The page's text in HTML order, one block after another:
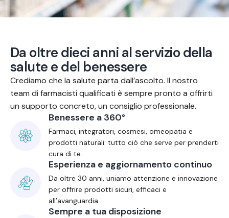
Da oltre dieci anni alservizio della
salute e del benessere
Crediamo che la salute parta dall’ascolto. Il nostro
team di farmacisti qualificati è sempre pronto a offrirti
un supporto concreto, un consiglio professionale.
Benessere a 360°
Farmaci, integratori, cosmesi, omeopatia e
prodotti naturali: tutto ciò che serve per prenderti
cura di te.
Esperienza e aggiornamento continuo
Da oltre 30 anni, uniamo attenzione e innovazione
per offrire prodotti sicuri, efficaci e
all’avanguardia.
Sempre a tua disposizione